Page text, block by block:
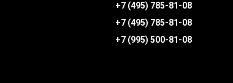
+7 (495) 785-81-08
+7 (495) 785-81-08
+7 (995) 500-81-08